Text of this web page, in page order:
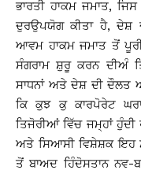
ਭਾਰਤੀ ਹਾਕਮ ਜਮਾਤ,
ਦੁਰਉਪਯੋਗ ਕੀਤਾ ਹੈ, ਦੇਸ਼
ਆਵਮ ਹਾਕਮ ਜਮਾਤ ਤੋਂ
ਸੰਗਰਾਮ ਸ਼ੁਰੂ ਕਰਨ ਦੀਅੰ
ਸਾਧਨਾਂ ਅਤੇ ਦੇਸ਼ ਦੀ ਦੌਲਤ
ਕਿ ਕੁਝ ਕੁ ਕਾਰਪੋਰੇਟ
ਤਿਜੋਰੀਆਂ ਵਿੱਚ ਜਮ੍ਹਾਂ ਹੁੰਦੀ
ਅਤੇ ਸਿਆਸੀ ਵਿਸ਼ੇਸ਼ਕ ਇਹ
ਤੋਂ ਬਾਅਦ ਹਿੰਦੋਸਤਾਨ